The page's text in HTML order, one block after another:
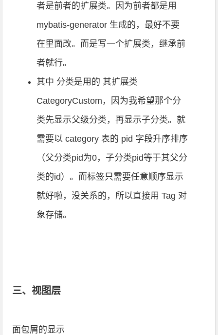
者是前者的扩展类。因为前者都是用
mybatis-generator 生成的，最好不要
在里面改。而是写一个扩展类，继承前
者就行。
其中 分类是用的 其扩展类
CategoryCustom，因为我希望那个分
类先显示父级分类，再显示子分类。就
需要以 category 表的 pid 字段升序排序
（父分类pid为0，子分类pid等于其父分
类的id）。而标签只需要任意顺序显示
就好啦，没关系的，所以直接用 Tag 对
象存储。
三、视图层
面包屑的显示